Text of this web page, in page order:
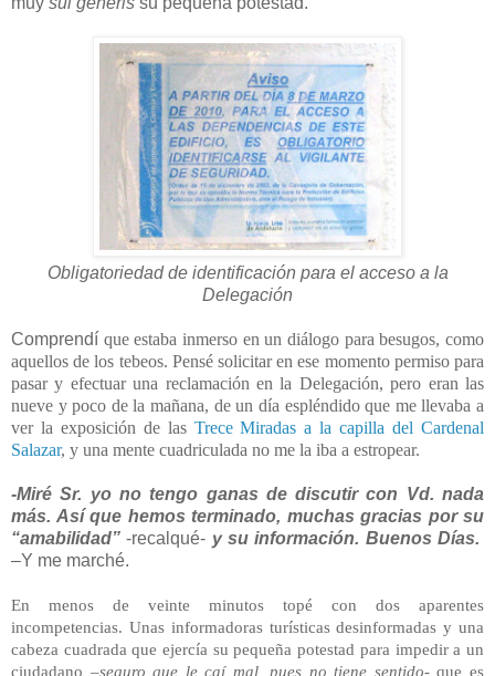
Obligatoriedad de identificación para el acceso a la
Delegación
Comprendí que estaba inmerso en un diálogo para besugos, como
aquellos de los tebeos. Pensé solicitar en ese momento permiso para
pasar y efectuar una reclamación en la Delegación, pero eran las
nueve y poco de la mañana, de un día espléndido que me llevaba a
ver la exposición de las Trece Miradas a la capilla del Cardenal
Salazar, y una mente cuadriculada no me la iba a estropear.
-Miré Sr. yo no tengo ganas de discutir con Vd. nada
más. Así que hemos terminado, muchas gracias por su
“amabilidad”-recalqué- y su información. Buenos Días.
–Y me marché.
En menos de veinte minutos topé con dos aparentes
incompetencias. Unas informadoras turísticasdesinformadas y una
cabeza cuadrada que ejercía su pequeña potestad para impedir a un
ciudadano –seguro que le caí mal, pues no tiene sentido-que es